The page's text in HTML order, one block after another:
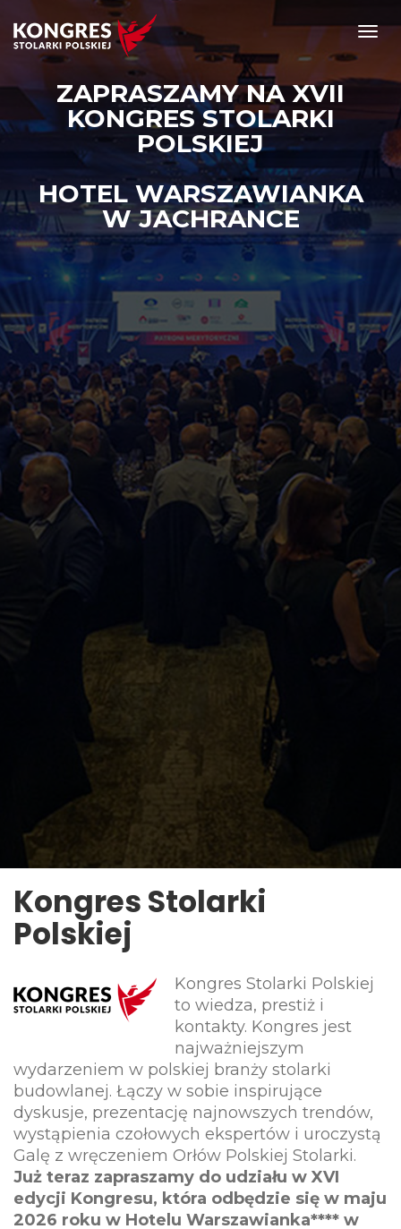
ZAPRASZAMY NA XVII
KONGRES STOLARKI
POLSKIEJ
HOTEL WARSZAWIANKA
W JACHRANCE
Kongres Stolarki
Polskiej
Kongres Stolarki Polskiej
to wiedza, prestiż i
kontakty. Kongres jest
najważniejszym
wydarzeniem w polskiej branży stolarki
budowlanej. Łączy w sobie inspirujące
dyskusje, prezentację najnowszych trendów,
wystąpienia czołowych ekspertów i uroczystą
Galę z wręczeniem Orłów Polskiej Stolarki.
Już teraz zapraszamy do udziału w XVI
edycji Kongresu, która odbędzie się w maju
2026 roku w Hotelu Warszawianka**** w